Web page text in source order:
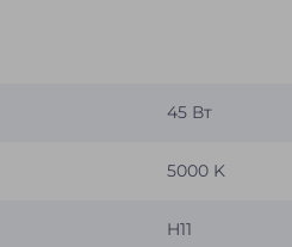
45 Вт
5000 K
H11